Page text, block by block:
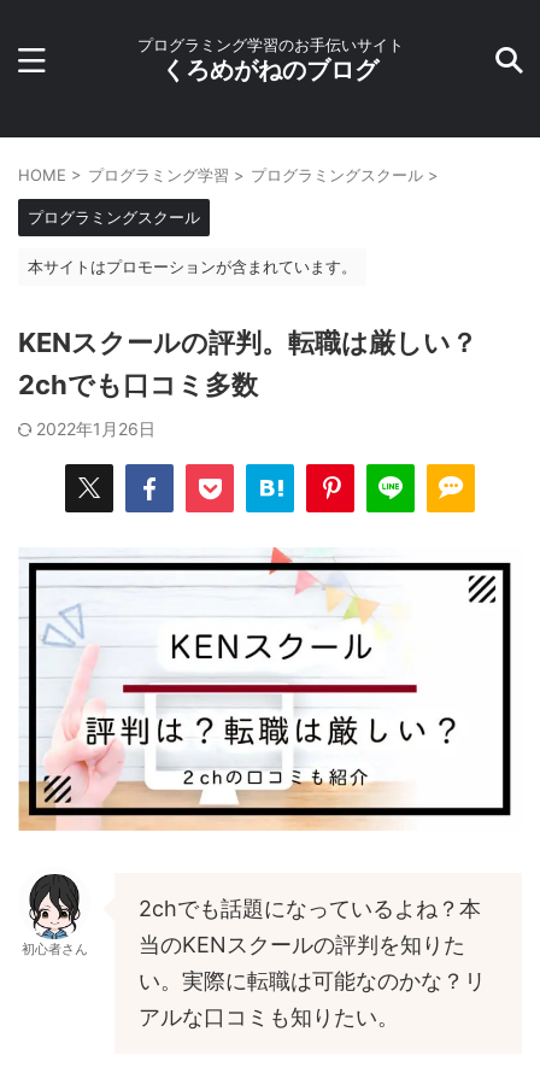
プログラミング学習のお手伝いサイト
くろめがねのブログ
HOME > プログラミング学習 > プログラミングスクール >
プログラミングスクール
本サイトはプロモーションが含まれています。
KENスクールの評判。転職は厳しい？
2chでも口コミ多数
2022年1月26日
初心者さん
2chでも話題になっているよね？本
当のKENスクールの評判を知りた
い。実際に転職は可能なのかな？リ
アルな口コミも知りたい。